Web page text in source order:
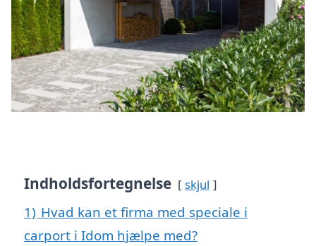
Indholdsfortegnelse skjul
1) Hvad kan et firma med speciale i
carport i Idom hjælpe med?